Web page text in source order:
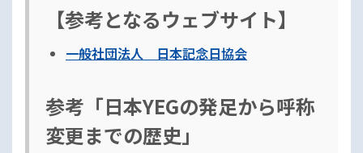
【参考となるウェブサイト】
一般社団法人 日本記念日協会
参考「日本YEGの発足から呼称
変更までの歴史」